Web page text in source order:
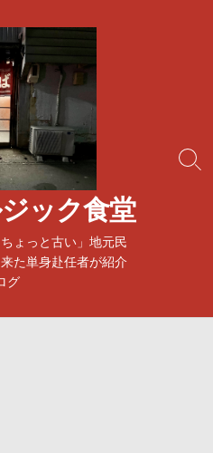
ック食堂
ょっと古い」地元民
た単身赴任者が紹介
グ
検